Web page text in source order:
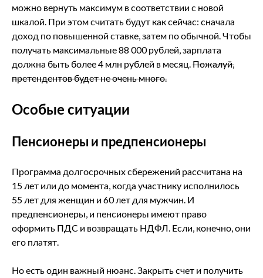
можно вернуть максимум в соответствии с новой
шкалой. При этом считать будут как сейчас: сначала
доход по повышенной ставке, затем по обычной. Чтобы
получать максимальные 88 000 рублей, зарплата
должна быть более 4 млн рублей в месяц.Пожалуй,
претендентов будет не очень много.
Особые ситуации
Пенсионеры и предпенсионеры
Программа долгосрочных сбережений рассчитана на
15 лет или до момента, когда участнику исполнилось
55 лет для женщин и 60 лет для мужчин. И
предпенсионеры, и пенсионеры имеют право
оформить ПДС и возвращать НДФЛ. Если, конечно, они
его платят.
Но есть один важный нюанс. Закрыть счет и получить